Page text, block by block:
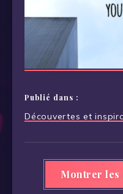
Publié dans :
Navigation
Découvertes et
Montrer les